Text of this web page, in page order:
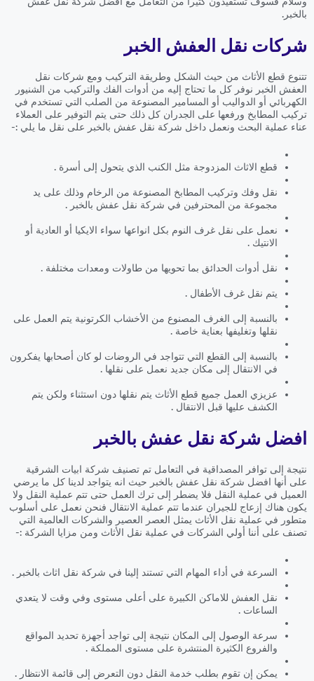
بالخبر.
شركات نقل العفش الخبر
تتنوع قطع الأثاث من حيث الشكل وطريقة التركيب ومع شركات نقل
العفش الخبر نوفر كل ما تحتاج إليه من أدوات الفك والتركيب من الشنيور
الكهربائي أو الدواليب أو المسامير المصنوعة من الصلب التي تستخدم في
تركيب المطابخ ورفعها على الجدران كل ذلك حتى يتم التوفير على العملاء
عناء عملية البحث ونعمل داخل شركة نقل عفش بالخبر على نقل ما يلي :-
قطع الاثاث المزدوجة مثل الكنب الذي يتحول إلى أسرة .
نقل وفك وتركيب المطابخ المصنوعة من الرخام وذلك على يد
مجموعة من المحترفين في شركة نقل عفش بالخبر .
نعمل على نقل غرف النوم بكل انواعها سواء الايكيا أو العادية أو
الانتيك .
نقل أدوات الحدائق بما تحويها من طاولات ومعدات مختلفة .
يتم نقل غرف الأطفال .
بالنسبة إلى الغرف المصنوع من الأخشاب الكرتونية يتم العمل على
نقلها وتغليفها بعناية خاصة .
بالنسبة إلى القطع التي تتواجد في الروضات لو كان أصحابها يفكرون
في الانتقال إلى مكان جديد نعمل على نقلها .
عزيزي العمل جميع قطع الأثاث يتم نقلها دون استثناء ولكن يتم
الكشف عليها قبل الانتقال .
افضل شركة نقل عفش بالخبر
نتيجة إلى توافر المصداقية في التعامل تم تصنيف شركة ابيات الشرقية
على أنها افضل شركة نقل عفش بالخبر حيث انه يتواجد لدينا كل ما يرضي
العميل في عملية النقل فلا يضطر إلى ترك العمل حتى تتم عملية النقل ولا
يكون هناك إزعاج للجيران عندما تتم عملية الانتقال فنحن نعمل على أسلوب
متطور في عملية نقل الأثاث يمثل العصر العصير والشركات العالمية التي
تصنف على أننا أولي الشركات في عملية نقل الأثاث ومن مزايا الشركة :-
السرعة في أداء المهام التي تستند إلينا في شركة نقل اثاث بالخبر .
نقل العفش للاماكن الكبيرة على أعلى مستوى وفي وقت لا يتعدي
الساعات .
سرعة الوصول إلى المكان نتيجة إلى تواجد أجهزة تحديد المواقع
والفروع الكثيرة المنتشرة على مستوى المملكة .
يمكن إن تقوم بطلب خدمة النقل دون التعرض إلى قائمة الانتظار .